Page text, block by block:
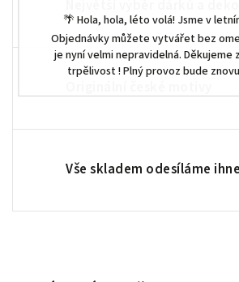
🌴 Hola, hola, léto volá! Jsme v
Objednávky můžete vytvářet bez
je nyní velmi nepravidelná. Děkujeme
trpělivost ! Plný provoz bude
Vše skladem odesíláme